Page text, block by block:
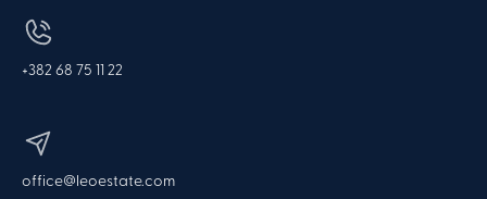
+382 68 75 11 22
office@leoestate.com